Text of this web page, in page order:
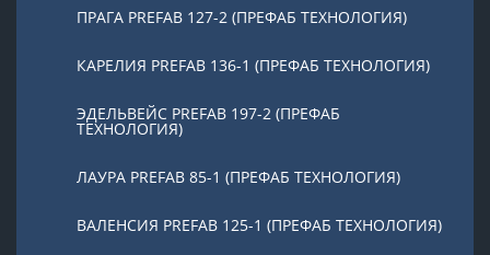
ПРАГА PREFAB 127-2 (ПРЕФАБ ТЕХНОЛОГИЯ)
КАРЕЛИЯ PREFAB 136-1 (ПРЕФАБ ТЕХНОЛОГИЯ)
ЭДЕЛЬВЕЙС PREFAB 197-2 (ПРЕФАБ
ТЕХНОЛОГИЯ)
ЛАУРА PREFAB 85-1 (ПРЕФАБ ТЕХНОЛОГИЯ)
ВАЛЕНСИЯ PREFAB 125-1 (ПРЕФАБ ТЕХНОЛОГИЯ)